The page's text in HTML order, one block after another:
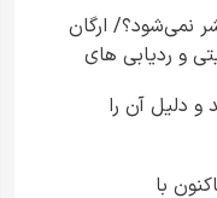
نمی‌شود؟/ ارگان
و ردیابی های
شد و دلیل آن را
با